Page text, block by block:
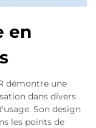
en
démontre une
dans divers
Son design
les points de